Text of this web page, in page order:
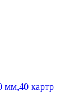
мм,40 картр